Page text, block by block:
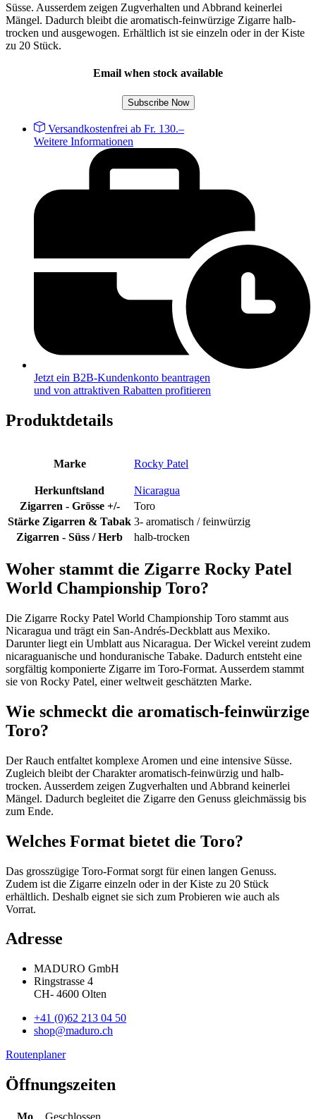
Süsse. Ausserdem zeigen Zugverhalten und Abbrand keinerlei
Mängel. Dadurch bleibt die aromatisch-feinwürzige Zigarre halb-
trocken und ausgewogen. Erhältlich ist sie einzeln oder in der Kiste
zu 20 Stück.
Email when stock available
Subscribe Now
Versandkostenfrei ab Fr. 130.–
Weitere Informationen
Jetzt ein B2B-Kundenkonto beantragen
und von attraktiven Rabatten profitieren
Produktdetails
Marke Rocky Patel
Herkunftsland
Nicaragua
Zigarren - Grösse +/-
Toro
Stärke Zigarren & Tabak 3- aromatisch / feinwürzig
Zigarren - Süss / Herb
halb-trocken
Woher stammt die Zigarre Rocky Patel
World Championship Toro?
Die Zigarre Rocky Patel World Championship Toro stammt aus
Nicaragua und trägt ein San-Andrés-Deckblatt aus Mexiko.
Darunter liegt ein Umblatt aus Nicaragua. Der Wickel vereint zudem
nicaraguanische und honduranische Tabake. Dadurch entsteht eine
sorgfältig komponierte Zigarre im Toro-Format. Ausserdem stammt
sie von Rocky Patel, einer weltweit geschätzten Marke.
Wie schmeckt die aromatisch-feinwürzige
Toro?
Der Rauch entfaltet komplexe Aromen und eine intensive Süsse.
Zugleich bleibt der Charakter aromatisch-feinwürzig und halb-
trocken. Ausserdem zeigen Zugverhalten und Abbrand keinerlei
Mängel. Dadurch begleitet die Zigarre den Genuss gleichmässig bis
zum Ende.
Welches Format bietet die Toro?
Das grosszügige Toro-Format sorgt für einen langen Genuss.
Zudem ist die Zigarre einzeln oder in der Kiste zu 20 Stück
erhältlich. Deshalb eignet sie sich zum Probieren wie auch als
Vorrat.
Adresse
MADURO GmbH
Ringstrasse 4
CH- 4600 Olten
+41 (0)62 213 04 50
shop@maduro.ch
Routenplaner
Öffnungszeiten